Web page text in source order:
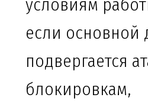
условиям
если основной
подвергается
блокировкам,